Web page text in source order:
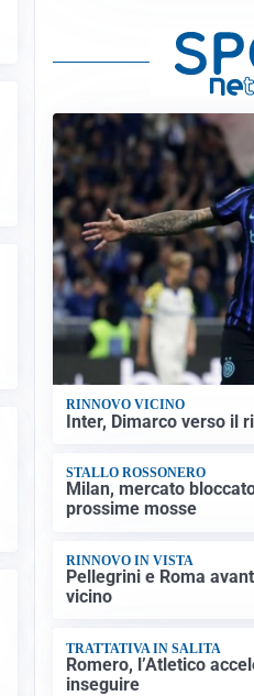
RINNOVO VICINO
Inter, Dimarco verso il
STALLO ROSSONERO
Milan, mercato
prossime mosse
RINNOVO IN VISTA
Pellegrini e Roma
vicino
TRATTATIVA IN SALITA
Romero, l’Atletico
inseguire